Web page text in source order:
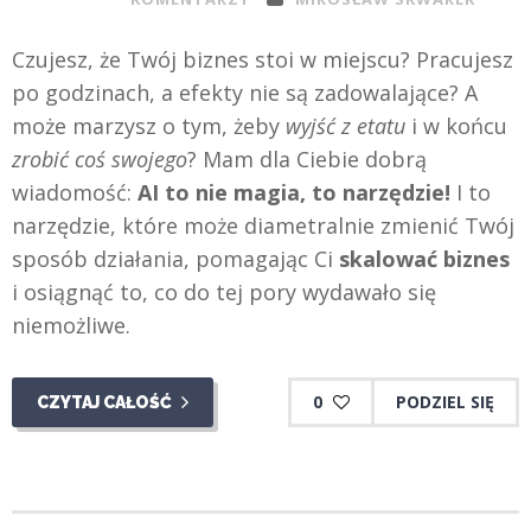
Czujesz, że Twój biznes stoi w miejscu? Pracujesz
po godzinach, a efekty nie są zadowalające? A
może marzysz o tym, żeby wyjść z etatu i w końcu
zrobić coś swojego? Mam dla Ciebie dobrą
wiadomość: AI to nie magia, to narzędzie! I to
narzędzie, które może diametralnie zmienić Twój
sposób działania, pomagając Ci skalować biznes
i osiągnąć to, co do tej pory wydawało się
niemożliwe.
CZYTAJ CAŁOŚĆ 0 PODZIEL SIĘ